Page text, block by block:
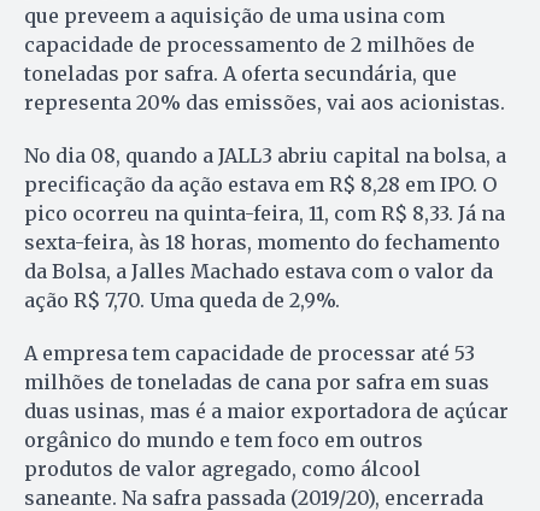
que preveem a aquisição de uma usina com
capacidade de processamento de 2 milhões de
toneladas por safra. A oferta secundária, que
representa 20% das emissões, vai aos acionistas.
No dia 08, quando a JALL3 abriu capital na bolsa, a
precificação da ação estava em R$ 8,28 em IPO. O
pico ocorreu na quinta-feira, 11, com R$ 8,33. Já na
sexta-feira, às 18 horas, momento do fechamento
da Bolsa, a Jalles Machado estava com o valor da
ação R$ 7,70. Uma queda de 2,9%.
A empresa tem capacidade de processar até 53
milhões de toneladas de cana por safra em suas
duas usinas, mas é a maior exportadora de açúcar
orgânico do mundo e tem foco em outros
produtos de valor agregado, como álcool
saneante. Na safra passada (2019/20), encerrada